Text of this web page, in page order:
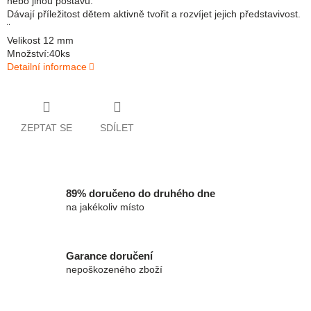
Dávají příležitost dětem aktivně tvořit a rozvíjet jejich představivost.
¨
Velikost 12 mm
Množství:40ks
Detailní informace
ZEPTAT SE SDÍLET
89% doručeno do druhého dne
na jakékoliv místo
Garance doručení
nepoškozeného zboží